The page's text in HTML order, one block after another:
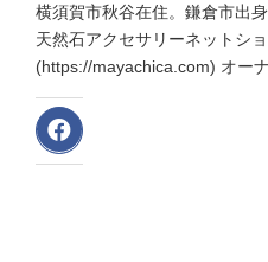
横須賀市秋谷在住。鎌倉市出身
天然石アクセサリーネットシ
(https://mayachica.com) オー